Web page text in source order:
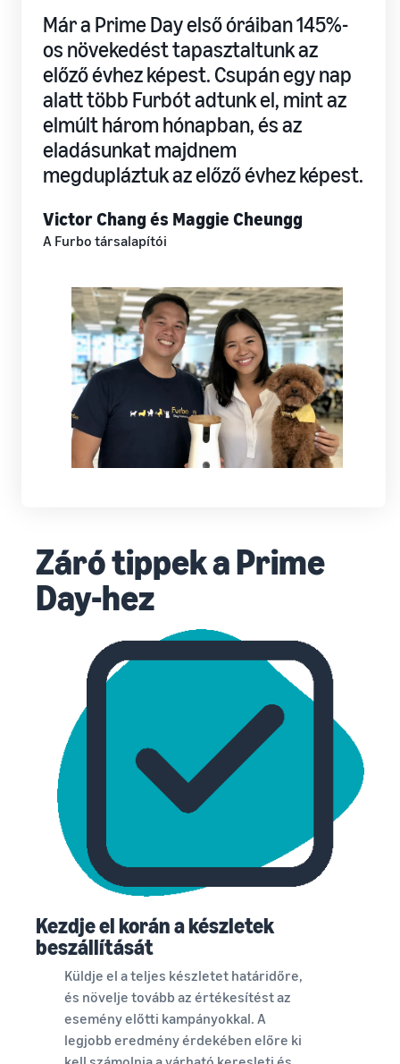
Már a Prime Day első óráiban 145%-
os növekedést tapasztaltunk az
előző évhez képest. Csupán egy nap
alatt több Furbót adtunk el, mint az
elmúlt három hónapban, és az
eladásunkat majdnem
megdupláztuk az előző évhez képest.
Victor Chang és Maggie Cheungg
A Furbo társalapítói
Záró tippek a Prime
Day-hez
Kezdje el korán a készletek
beszállítását
Küldje el a teljes készletet határidőre,
és növelje tovább az értékesítést az
esemény előtti kampányokkal. A
legjobb eredmény érdekében előre ki